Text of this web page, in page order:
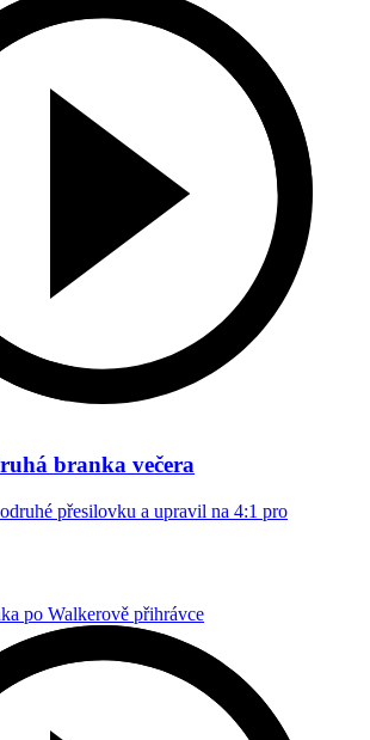
branka večera
přesilovku a upravil na 4:1 pro